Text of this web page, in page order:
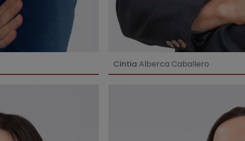
Cintia Alberca Caballero